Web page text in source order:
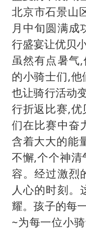
北京市石景山
月中旬圆满成
行盛宴让优贝
虽然有点暑气
的小骑士们,
也让骑行活动
行折返比赛,
们在比赛中奋
含着大大的能
不懈,个个神
容。经过激烈
人心的时刻。
耀。孩子的每
~为每一位小